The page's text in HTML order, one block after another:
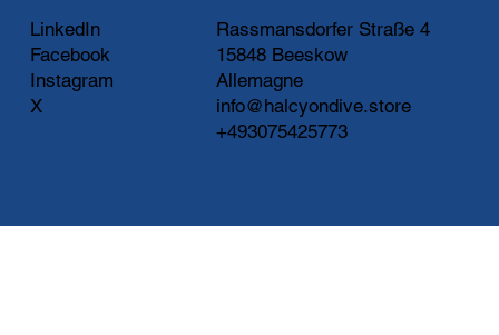
LinkedIn
Facebook
Instagram
X
Rassmansdorfer Straße 4
15848 Beeskow
Allemagne
info@halcyondive.store
+493075425773